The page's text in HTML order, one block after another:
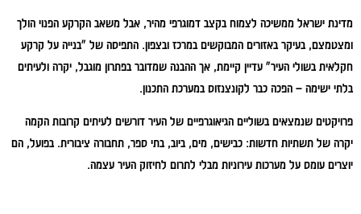
מדינת ישראל ממשיכה לצמוח בקצב דמוגרפי מהיר, אבל משאב הקרקע הפנוי הולך
ומצטמצם, בעיקר באזורים המבוקשים במרכז ובצפון. התפיסה של "בנייה על קרקע
חקלאית בשולי העיר" עדיין קיימת, אך ההבנה שמדובר בפתרון מוגבל, יקרה ולעיתים
בלתי ישימה – הפכה כבר לקונצנזוס במערכת התכנון.
פרויקטים שנמצאים בשוליים הגיאוגרפיים של העיר דורשים לעיתים קרובות הקמה
יקרה של תשתיות חדשות: כבישים, מים, ביוב, בתי ספר, תחבורה ציבורית. בפועל, הם
יוצרים עומס על מערכות עירוניות מבלי לתרום לחיזוק העיר עצמה.